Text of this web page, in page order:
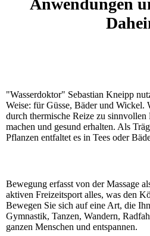
Anwendungen
"Wasserdoktor" Sebastian Kneipp
Weise: für Güsse, Bäder und Wickel.
durch thermische Reize zu sinnvollen
machen und gesund erhalten. Als
Pflanzen entfaltet es in Tees oder
Bewegung erfasst von der Massage
aktiven Freizeitsport alles, was den
Bewegen Sie sich auf eine Art, die
Gymnastik, Tanzen, Wandern,
ganzen Menschen und entspannen.